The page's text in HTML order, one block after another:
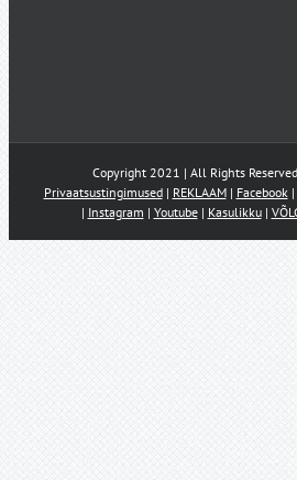
Copyright 2021 | All Rights
Privaatsustingimused| REKLAAM| Facebook|
| Instagram | Youtube| Kasulikku|